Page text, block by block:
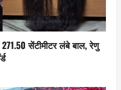
सेंटीमीटर लंबे बाल, रेणु